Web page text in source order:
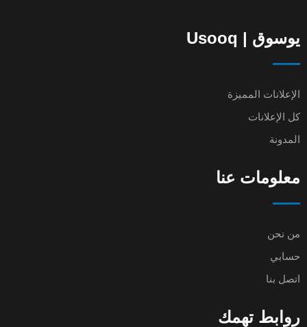
يوسوق | Usooq
الإعلانات المميزة
كل الإعلانات
المدونة
معلومات عنا
من نحن
حسابي
اتصل بنا
روابط تهمك